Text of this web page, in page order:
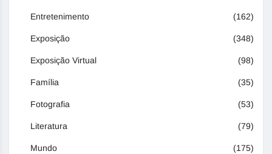
Entretenimento (162)
Exposição (348)
Exposição Virtual (98)
Família (35)
Fotografia (53)
Literatura (79)
Mundo (175)